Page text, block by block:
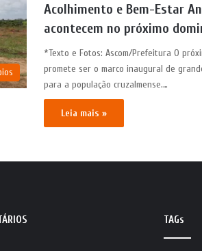
Acolhimento e Bem-Estar
acontecem no próximo
*Texto e Fotos: Ascom/Prefeitura O
promete ser o marco inaugural de
para a população cruzalmense.…
Leia mais »
TAGs